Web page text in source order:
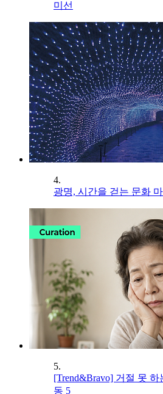
미선
4.
광명, 시간을 걷는 문화
5.
[Trend&Bravo] 거절 못
동 5